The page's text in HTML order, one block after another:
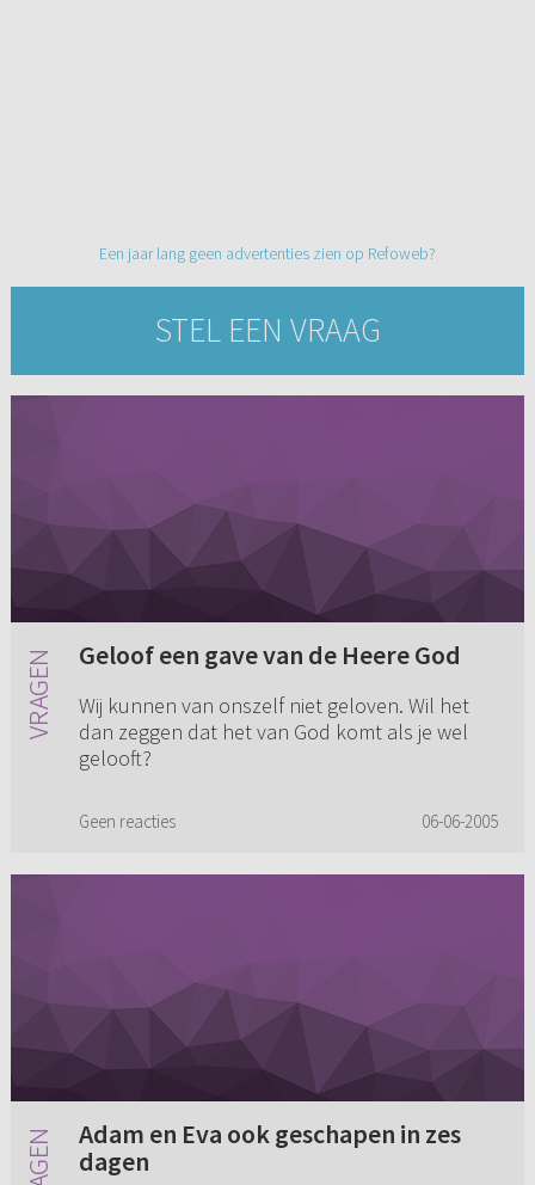
Een jaar lang geen advertenties zien op Refoweb?
STEL EEN VRAAG
Geloof een gave van de Heere God
Wij kunnen van onszelf niet geloven. Wil het
dan zeggen dat het van God komt als je wel
gelooft?
Geen reacties 06-06-2005
Adam en Eva ook geschapen in zes
dagen